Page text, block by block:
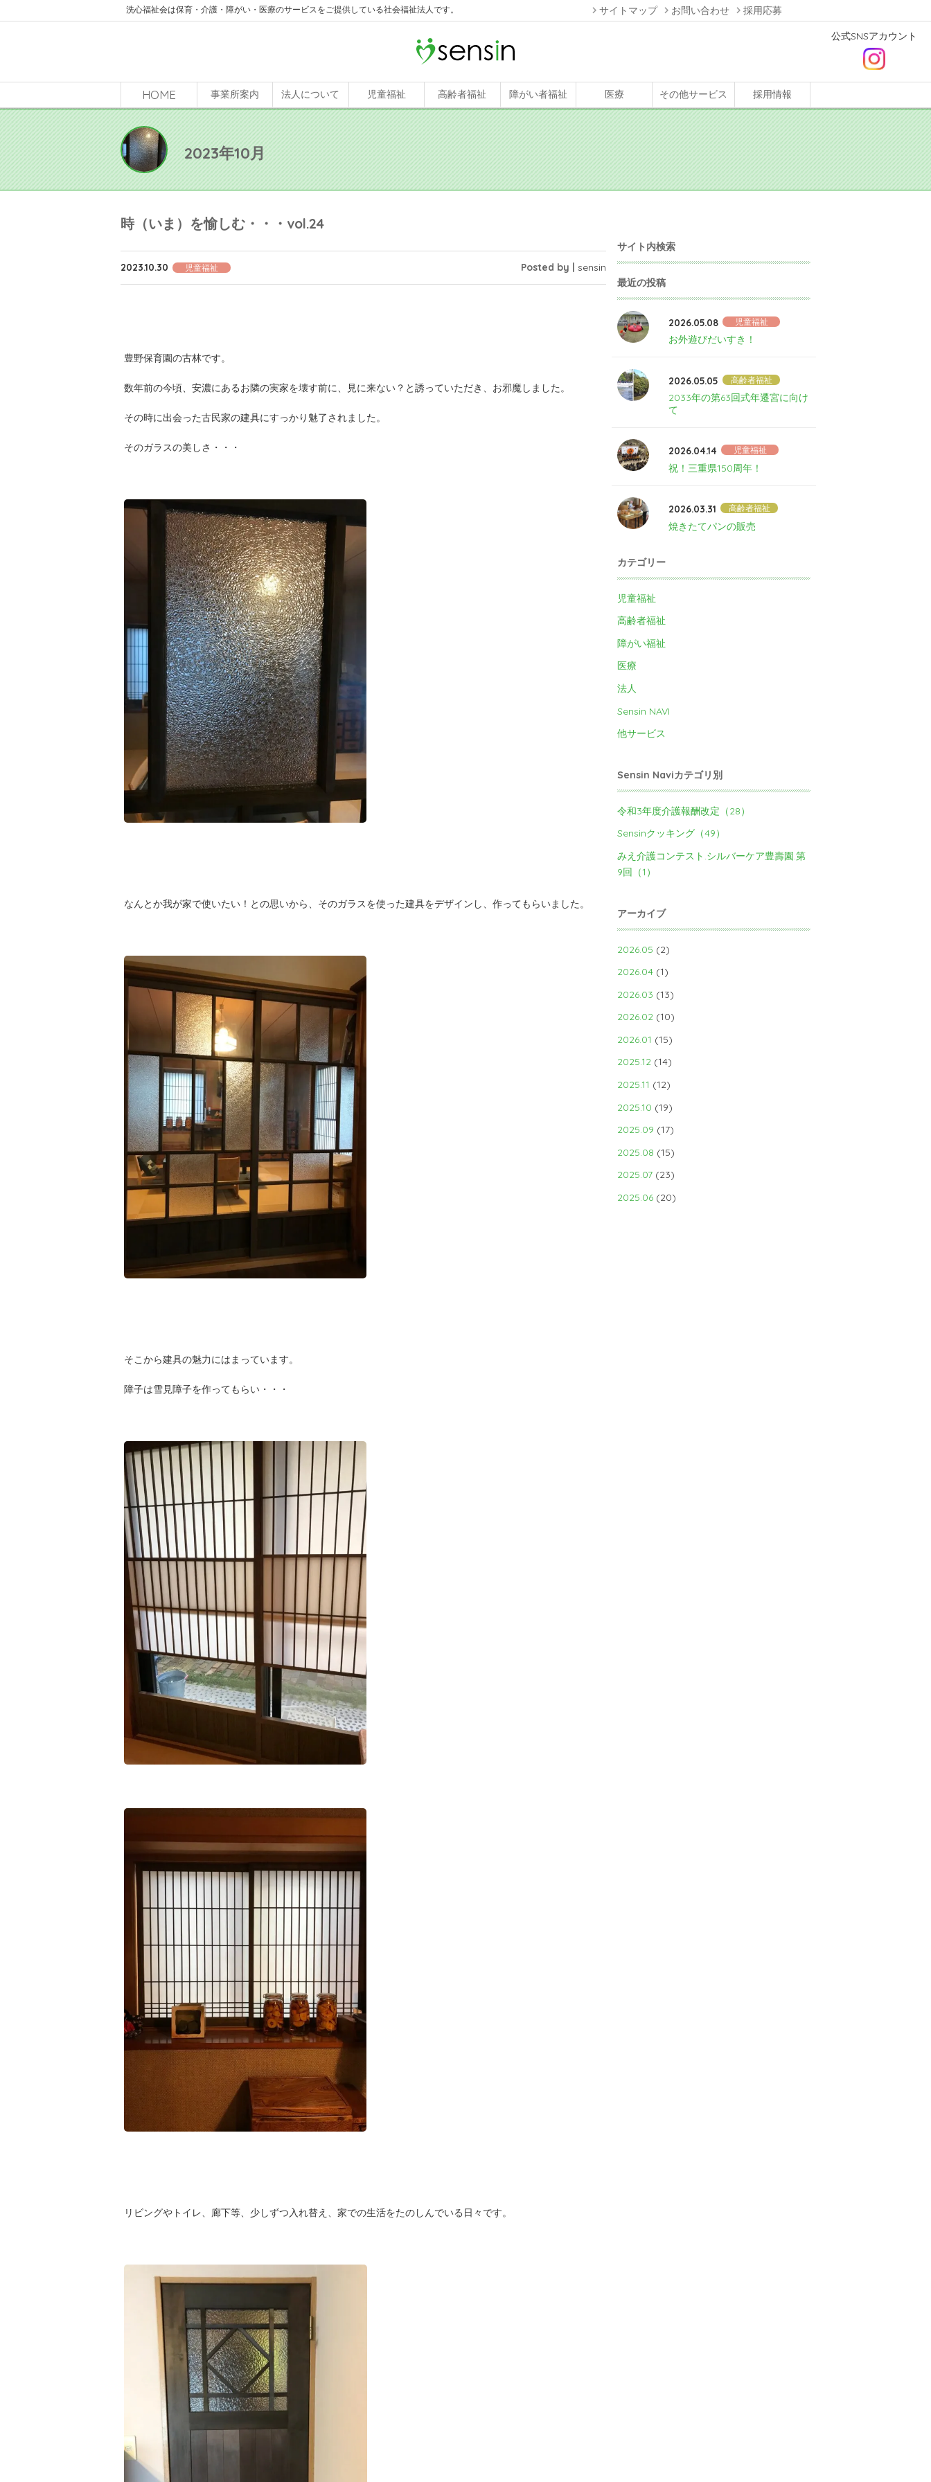
洗心福祉会は保育・介護・障がい・医療のサービスをご提供している社会福祉法人です。 サイトマップ お問い合わせ 採用応募
公式SNSアカウント
HOME 事業所案内 法人について 児童福祉 高齢者福祉 障がい者福祉 医療 その他サービス 採用情報
2023年10月
時（いま）を愉しむ・・・vol.24
2023.10.30 児童福祉 Posted by | sensin
豊野保育園の古林です。
数年前の今頃、安濃にあるお隣の実家を壊す前に、見に来ない？と誘っていただき、お邪魔しました。
その時に出会った古民家の建具にすっかり魅了されました。
そのガラスの美しさ・・・
なんとか我が家で使いたい！との思いから、そのガラスを使った建具をデザインし、作ってもらいました。
そこから建具の魅力にはまっています。
障子は雪見障子を作ってもらい・・・
リビングやトイレ、廊下等、少しずつ入れ替え、家での生活をたのしんでいる日々です。
サイト内検索
最近の投稿
2026.05.08 児童福祉
お外遊びだいすき！
2026.05.05 高齢者福祉
2033年の第63回式年遷宮に向け
て
2026.04.14 児童福祉
祝！三重県150周年！
2026.03.31 高齢者福祉
焼きたてパンの販売
カテゴリー
児童福祉
高齢者福祉
障がい福祉
医療
法人
Sensin NAVI
他サービス
Sensin Naviカテゴリ別
令和3年度介護報酬改定（28）
Sensinクッキング（49）
みえ介護コンテスト.シルバーケア豊壽園.第
9回（1）
アーカイブ
2026.05 (2)
2026.04(1)
2026.03 (13)
2026.02(10)
2026.01 (15)
2025.12(14)
2025.11 (12)
2025.10 (19)
2025.09 (17)
2025.08 (15)
2025.07(23)
2025.06(20)